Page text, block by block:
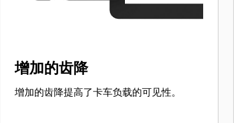
增加的齿降
增加的齿降提高了卡车负载的可见性。